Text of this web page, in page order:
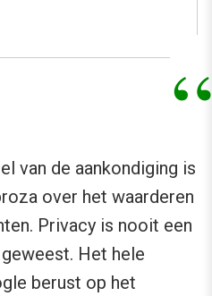
van de aankondiging is
over het waarderen
Privacy is nooit een
Het hele
berust op het